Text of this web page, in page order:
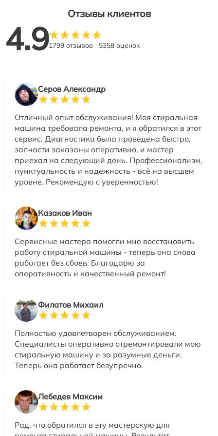
Отзывы клиентов
4.91799 отзывов 5358 оценок
Серов Александр
Отличный опыт обслуживания! Моя стиральная
машина требовала ремонта, и я обратился в этот
сервис. Диагностика была проведена быстро,
запчасти заказаны оперативно, и мастер
приехал на следующий день. Профессионализм,
пунктуальность и надежность - всё на высшем
уровне. Рекомендую с уверенностью!
Казаков Иван
Сервисные мастера помогли мне восстановить
работу стиральной машины - теперь она снова
работает без сбоев. Благодарю за
оперативность и качественный ремонт!
Филатов Михаил
Полностью удовлетворен обслуживанием.
Специалисты оперативно отремонтировали мою
стиральную машину и за разумные деньги.
Теперь она работает безупречно.
Лебедев Максим
Рад, что обратился в эту мастерскую для